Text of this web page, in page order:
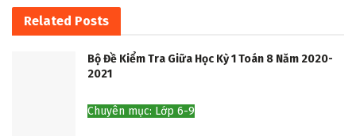
Related Posts
Bộ Đề Kiểm Tra Giữa Học Kỳ 1 Toán 8 Năm 2020-
2021
Chuyên mục: Lớp 6-9